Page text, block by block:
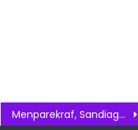
Menparekraf, Sandiaga Yakin Vaksinasi Covid-19 Dapat Pulihkan Perekonomian dan Pariwisata Indonesia